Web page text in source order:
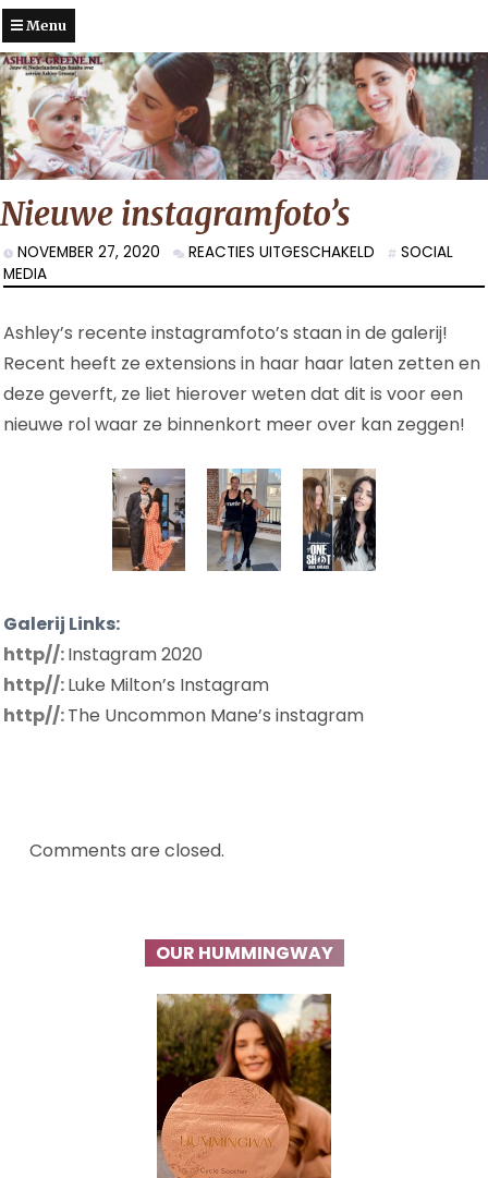
Menu
Nieuwe instagramfoto’s
NOVEMBER 27, 2020 REACTIES UITGESCHAKELD VOORSOCIAL
MEDIA
Ashley’s recente instagramfoto’s staan in de galerij!
Recent heeft ze extensions in haar haar laten zetten en
deze geverft, ze liet hierover weten dat dit is voor een
nieuwe rol waar ze binnenkort meer over kan zeggen!
Galerij Links:
http//:Instagram 2020
http//:Luke Milton’s Instagram
http//:The Uncommon Mane’s instagram
Comments are closed.
OUR HUMMINGWAY